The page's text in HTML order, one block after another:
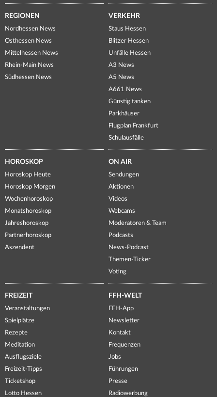
REGIONEN
Nordhessen News
Osthessen News
Mittelhessen News
Rhein-Main News
Südhessen News
VERKEHR
Staus Hessen
Blitzer Hessen
Unfälle Hessen
A3 News
A5 News
A661 News
Günstig tanken
Parkhäuser
Flugplan Frankfurt
Schulausfälle
HOROSKOP
Horoskop Heute
Horoskop Morgen
Wochenhoroskop
Monatshoroskop
Jahreshoroskop
Partnerhoroskop
Aszendent
ON AIR
Sendungen
Aktionen
Videos
Webcams
Moderatoren & Team
Podcasts
News-Podcast
Themen-Ticker
Voting
FREIZEIT
Veranstaltungen
Spielplätze
Rezepte
Meditation
Ausflugsziele
Freizeit-Tipps
Ticketshop
Lotto Hessen
FFH-WELT
FFH-App
Newsletter
Kontakt
Frequenzen
Jobs
Führungen
Presse
Radiowerbung